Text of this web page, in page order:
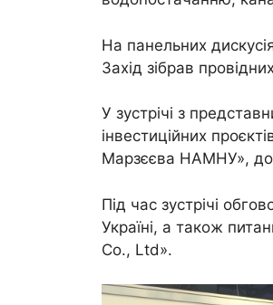
На панельних
Захід зібрав
У зустрічі з
інвестиційних
Марзєєва НАМНУ»,
Під час зустрічі
Україні, а також
Co., Ltd».